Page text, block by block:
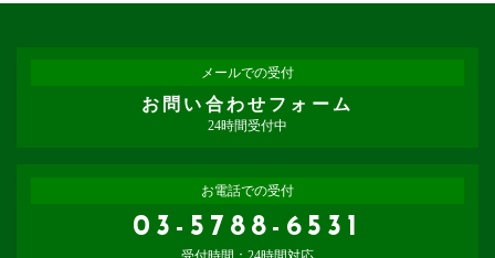
メールでの受付
お問い合わせフォーム
24時間受付中
お電話での受付
03-5788-6531